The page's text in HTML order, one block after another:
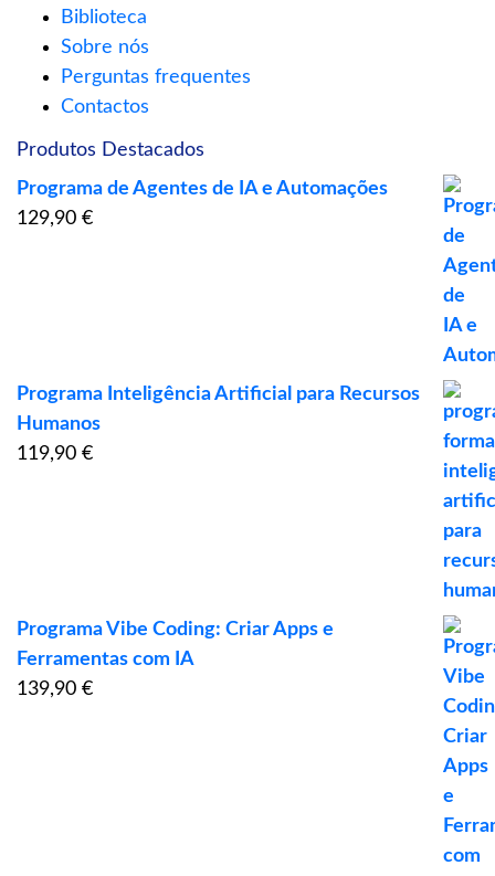
Biblioteca
Sobre nós
Perguntas frequentes
Contactos
Produtos Destacados
Programa de Agentes de IA e Automações
129,90 €
Programa Inteligência Artificial para Recursos
Humanos
119,90 €
Programa Vibe Coding: Criar Apps e
Ferramentas com IA
139,90 €